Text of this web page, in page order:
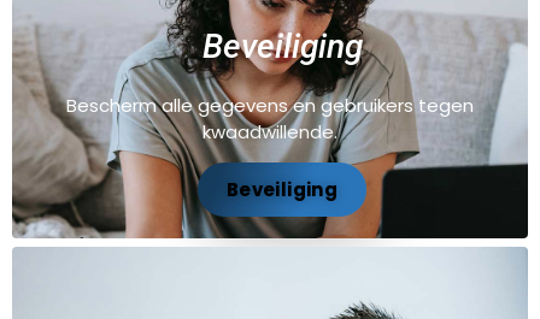
Beveiliging
Bescherm alle gegevens en gebruikers tegen
kwaadwillende.
Beveiliging